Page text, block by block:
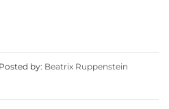
Posted by: Beatrix Ruppenstein